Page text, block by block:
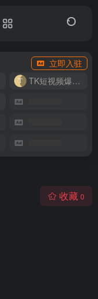
立即入驻
TK短视频爆款复刻
收藏 0